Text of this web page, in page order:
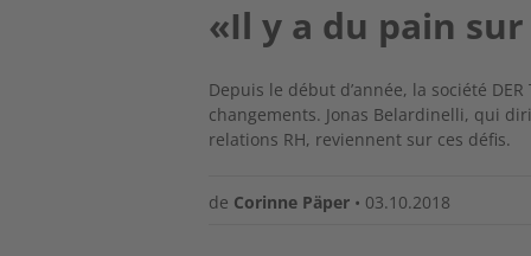
«Il y a du pain
Depuis le début d’année, la société
changements. Jonas Belardinelli, qui
relations RH, reviennent sur ces défis.
de Corinne Päper • 03.10.2018